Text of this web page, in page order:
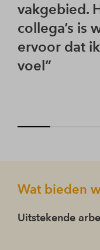
vakgebied.
collega’s is
ervoor dat
voel
Wat bieden
Uitstekende